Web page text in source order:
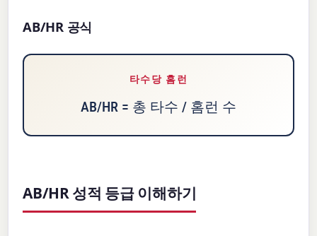
AB/HR 공식
타수당 홈런
AB/HR = 총 타수 / 홈런 수
AB/HR 성적 등급 이해하기